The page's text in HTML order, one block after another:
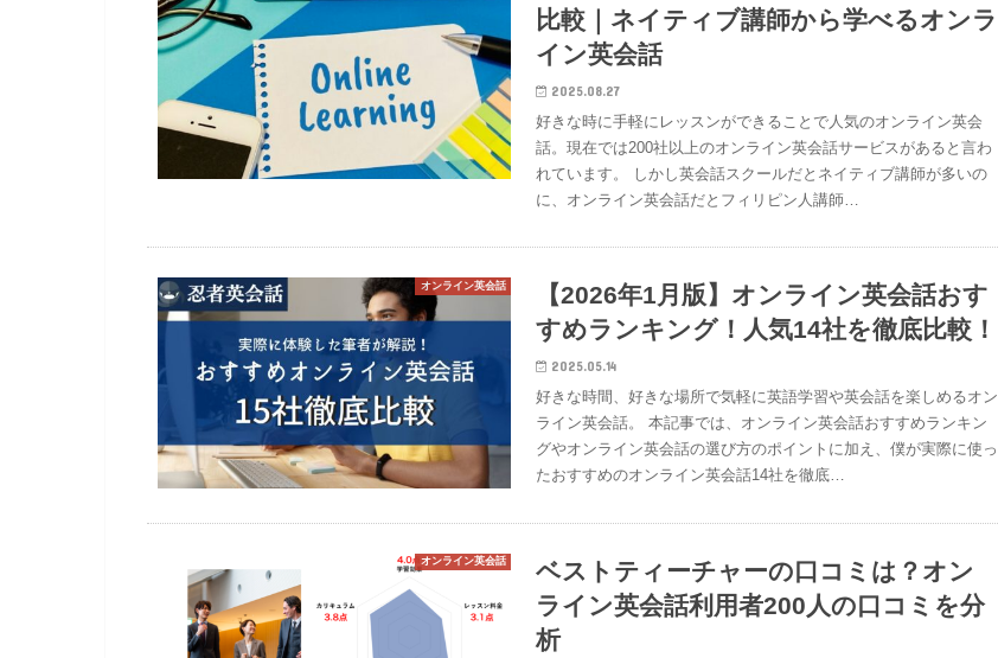
比較｜ネイティブ講師から学べるオンラ
イン英会話
2025.08.27
好きな時に手軽にレッスンができることで人気のオンライン英会
話。現在では200社以上のオンライン英会話サービスがあると言わ
れています。 しかし英会話スクールだとネイティブ講師が多いの
に、オンライン英会話だとフィリピン人講師…
オンライン英会話
【2026年1月版】オンライン英会話おす
すめランキング！人気14社を徹底比較！
2025.05.14
好きな時間、好きな場所で気軽に英語学習や英会話を楽しめるオン
ライン英会話。 本記事では、オンライン英会話おすすめランキン
グやオンライン英会話の選び方のポイントに加え、僕が実際に使っ
たおすすめのオンライン英会話14社を徹底…
オンライン英会話
ベストティーチャーの口コミは？オン
ライン英会話利用者200人の口コミを分
析